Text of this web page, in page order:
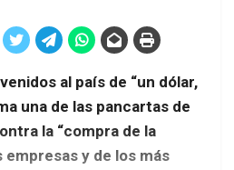
al país de
un dólar,
una de las pancartas de
la compra de la
empresas y de los más